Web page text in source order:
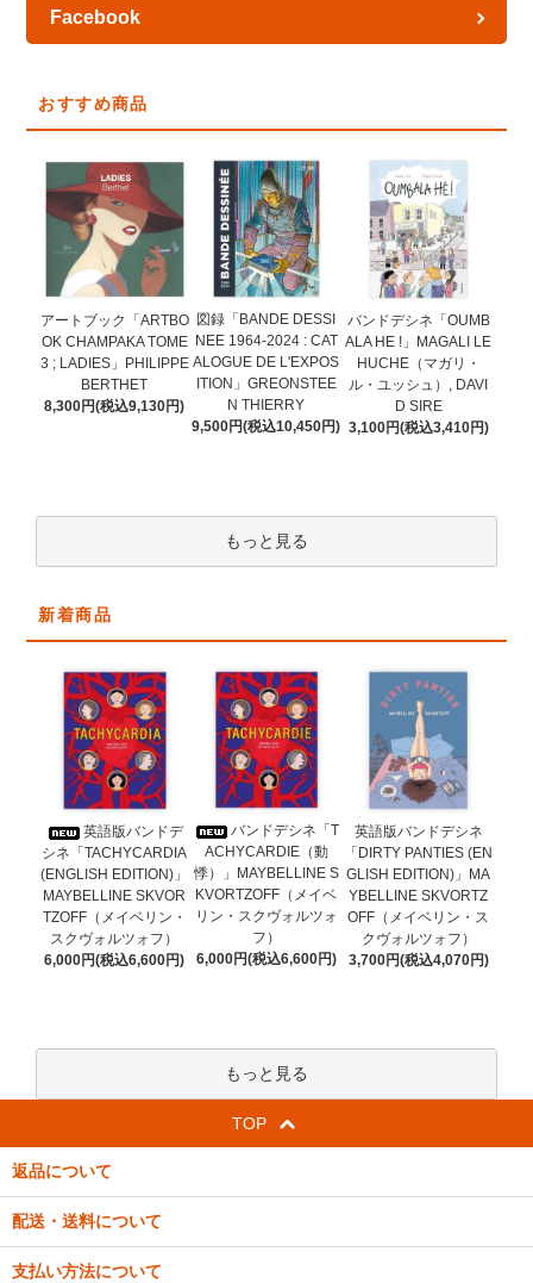
Facebook
おすすめ商品
アートブック「ARTBO
OK CHAMPAKA TOME
3 ; LADIES」PHILIPPE
BERTHET
8,300円(税込9,130円)
図録「BANDE DESSI
NEE 1964-2024 : CAT
ALOGUE DE L'EXPOS
ITION」GREONSTEE
N THIERRY
9,500円(税込10,450円)
バンドデシネ「OUMB
ALA HE !」MAGALI LE
HUCHE（マガリ・
ル・ユッシュ）, DAVI
D SIRE
3,100円(税込3,410円)
もっと見る
新着商品
英語版バンドデ
シネ「TACHYCARDIA
(ENGLISH EDITION)」
MAYBELLINE SKVOR
TZOFF（メイベリン・
スクヴォルツォフ）
6,000円(税込6,600円)
バンドデシネ「T
ACHYCARDIE（動
悸）」MAYBELLINE S
KVORTZOFF（メイベ
リン・スクヴォルツォ
フ）
6,000円(税込6,600円)
英語版バンドデシネ
「DIRTY PANTIES (EN
GLISH EDITION)」MA
YBELLINE SKVORTZ
OFF（メイベリン・ス
クヴォルツォフ）
3,700円(税込4,070円)
もっと見る
TOP
返品について
配送・送料について
支払い方法について